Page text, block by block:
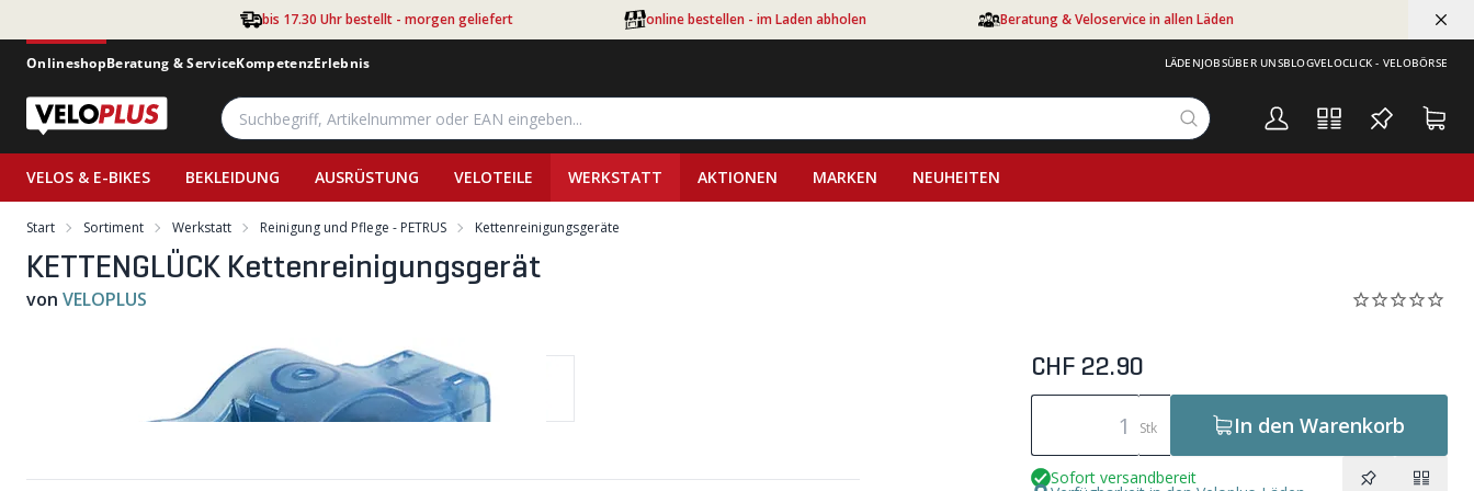
bis 17.30 Uhr bestellt - morgen geliefert online bestellen - im Laden abholen Beratung & Veloservice in allen Läden
OnlineshopBeratung & ServiceKompetenzErlebnis LÄDENJOBSÜBER UNSBLOGVELOCLICK - VELOBÖRSE
VELOS & E-BIKES BEKLEIDUNG AUSRÜSTUNG VELOTEILE WERKSTATT AKTIONEN MARKEN NEUHEITEN
Start Sortiment Werkstatt Reinigung und Pflege - PETRUS Kettenreinigungsgeräte
KETTENGLÜCK Kettenreinigungsgerät
von VELOPLUS
CHF 22.90
Stk In den Warenkorb
Sofort versandbereit